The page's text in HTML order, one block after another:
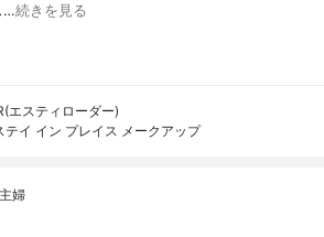
…続きを見る
エスティローダー)
テイ イン プレイス メークアップ
婦